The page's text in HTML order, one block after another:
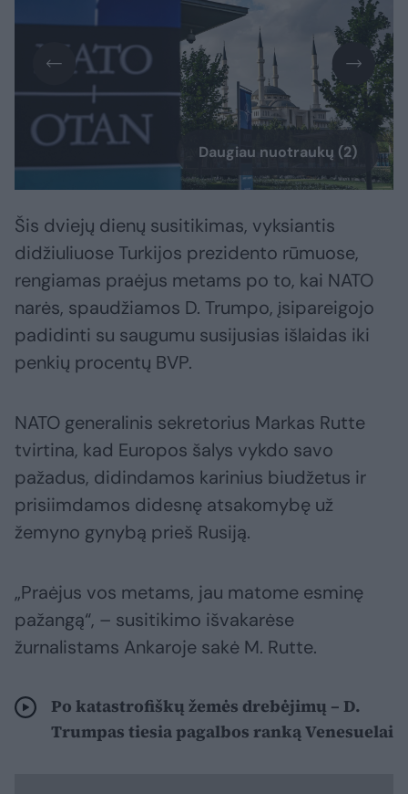
Daugiau nuotraukų (2)
Šis dviejų dienų susitikimas, vyksiantis
didžiuliuose Turkijos prezidento rūmuose,
rengiamas praėjus metams po to, kai NATO
narės, spaudžiamos D. Trumpo, įsipareigojo
padidinti su saugumu susijusias išlaidas iki
penkių procentų BVP.
NATO generalinis sekretorius Markas Rutte
tvirtina, kad Europos šalys vykdo savo
pažadus, didindamos karinius biudžetus ir
prisiimdamos didesnę atsakomybę už
žemyno gynybą prieš Rusiją.
„Praėjus vos metams, jau matome esminę
pažangą“, – susitikimo išvakarėse
žurnalistams Ankaroje sakė M. Rutte.
Po katastrofiškų žemės drebėjimų – D.
Trumpas tiesia pagalbos ranką Venesuelai